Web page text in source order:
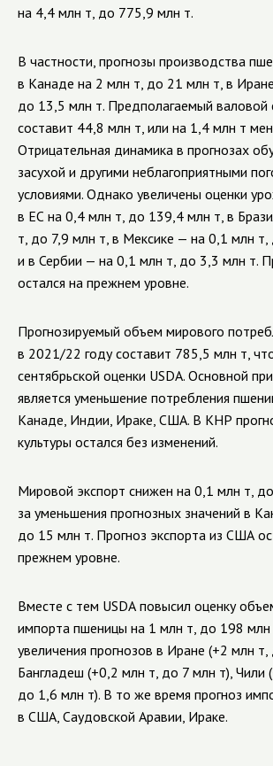
на 4,4 млн т, до 775,9 млн т.
В частности, прогнозы производства
в Канаде на 2 млн т, до 21 млн т, в
до 13,5 млн т. Предполагаемый
составит 44,8 млн т, или на 1,4 млн т
Отрицательная динамика в прогнозах
засухой и другими неблагоприятными
условиями. Однако увеличены оценки
в ЕС на 0,4 млн т, до 139,4 млн т, в
т, до 7,9 млн т, в Мексике — на 0,1 млн
и в Сербии — на 0,1 млн т, до 3,3 млн т.
остался на прежнем уровне.
Прогнозируемый объем мирового
в 2021/22 году составит 785,5 млн т,
сентябрьской оценки USDA. Основной
является уменьшение потребления
Канаде, Индии, Ираке, США. В КНР
культуры остался без изменений.
Мировой экспорт снижен на 0,1 млн т,
за уменьшения прогнозных значений в
до 15 млн т. Прогноз экспорта из США
прежнем уровне.
Вместе с тем USDA повысил оценку
импорта пшеницы на 1 млн т, до 198 млн
увеличения прогнозов в Иране (+2 млн
Бангладеш (+0,2 млн т, до 7 млн т), Чили
до 1,6 млн т). В то же время прогноз
в США, Саудовской Аравии, Ираке.